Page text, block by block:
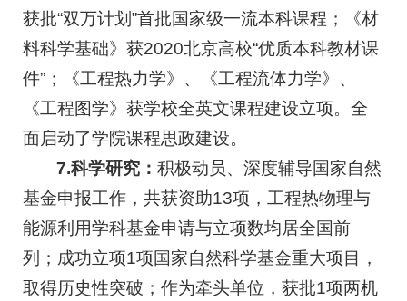
获批“双万计划”首批国家级一流本科课程；《材
料科学基础》获2020北京高校“优质本科教材课
件”；《工程热力学》、《工程流体力学》、
《工程图学》获学校全英文课程建设立项。全
面启动了学院课程思政建设。
7.科学研究：积极动员、深度辅导国家自然
基金申报工作，共获资助13项，工程热物理与
能源利用学科基金申请与立项数均居全国前
列；成功立项1项国家自然科学基金重大项目，
取得历史性突破；作为牵头单位，获批1项两机